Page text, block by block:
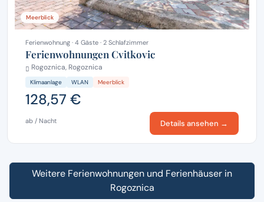
Meerblick
Ferienwohnung · 4 Gäste · 2 Schlafzimmer
Ferienwohnungen Cvitkovic
Rogoznica, Rogoznica
Klimaanlage WLAN Meerblick
128,57 €
ab / Nacht Details ansehen →
Weitere Ferienwohnungen und Ferienhäuser in
Rogoznica